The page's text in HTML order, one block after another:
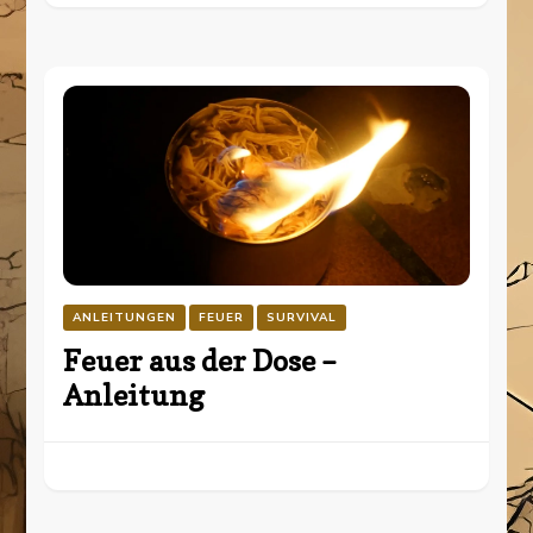
ANLEITUNGEN FEUER SURVIVAL
Feuer aus der Dose –
Anleitung